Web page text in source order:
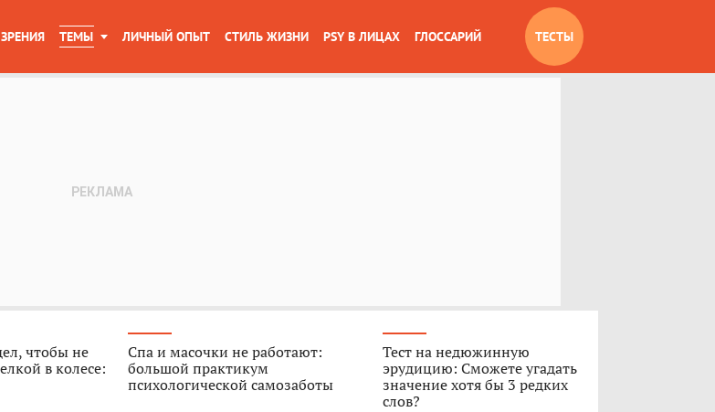
ТЕМЫ ЛИЧНЫЙ ОПЫТ СТИЛЬ ЖИЗНИ PSY В ЛИЦАХ ГЛОССАРИЙ ТЕСТЫ
чтобы не
в колесе:
Спа и масочки не работают:
большой практикум
психологической самозаботы
Тест на недюжинную
эрудицию: Сможете угадать
значение хотя бы 3 редких
слов?